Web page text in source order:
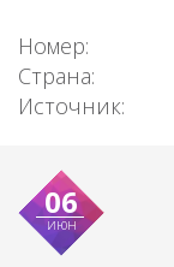
Номер:
Страна:
Источник:
06
июн